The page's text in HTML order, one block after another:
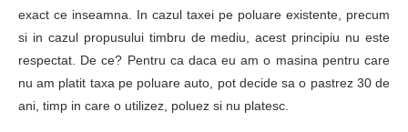
exact ce inseamna. In cazul taxei pe poluare existente, precum
si in cazul propusului timbru de mediu, acest principiu nu este
respectat. De ce? Pentru ca daca eu am o masina pentru care
nu am platit taxa pe poluare auto, pot decide sa o pastrez 30 de
ani, timp in care o utilizez, poluez si nu platesc.